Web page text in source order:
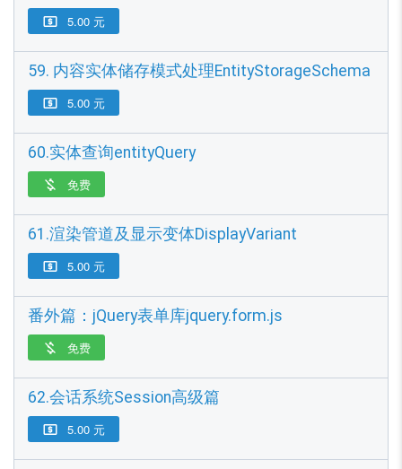
 5.00 元
59. 内容实体储存模式处理EntityStorageSchema
 5.00 元
60.实体查询entityQuery
 免费
61.渲染管道及显示变体DisplayVariant
 5.00 元
番外篇：jQuery表单库jquery.form.js
 免费
62.会话系统Session高级篇
 5.00 元